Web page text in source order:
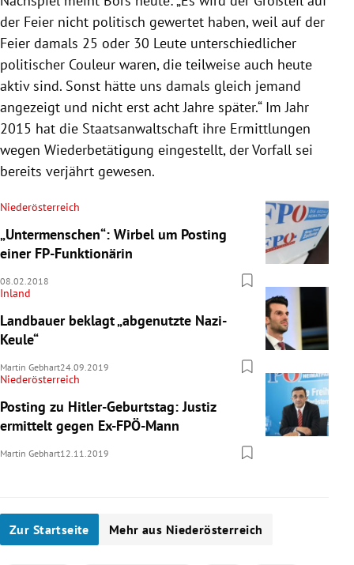
der Feier nicht politisch gewertet haben, weil auf der
Feier damals 25 oder 30 Leute unterschiedlicher
politischer Couleur waren, die teilweise auch heute
aktiv sind. Sonst hätte uns damals gleich jemand
angezeigt und nicht erst acht Jahre später.“ Im Jahr
2015 hat die Staatsanwaltschaft ihre Ermittlungen
wegen Wiederbetätigung eingestellt, der Vorfall sei
bereits verjährt gewesen.
Niederösterreich
„Untermenschen“: Wirbel um Posting
einer FP-Funktionärin
08.02.2018
Inland
Landbauer beklagt „abgenutzte Nazi-
Keule“
Martin Gebhart24.09.2019
Niederösterreich
Posting zu Hitler-Geburtstag: Justiz
ermittelt gegen Ex-FPÖ-Mann
Martin Gebhart12.11.2019
Zur Startseite Mehr aus Niederösterreich